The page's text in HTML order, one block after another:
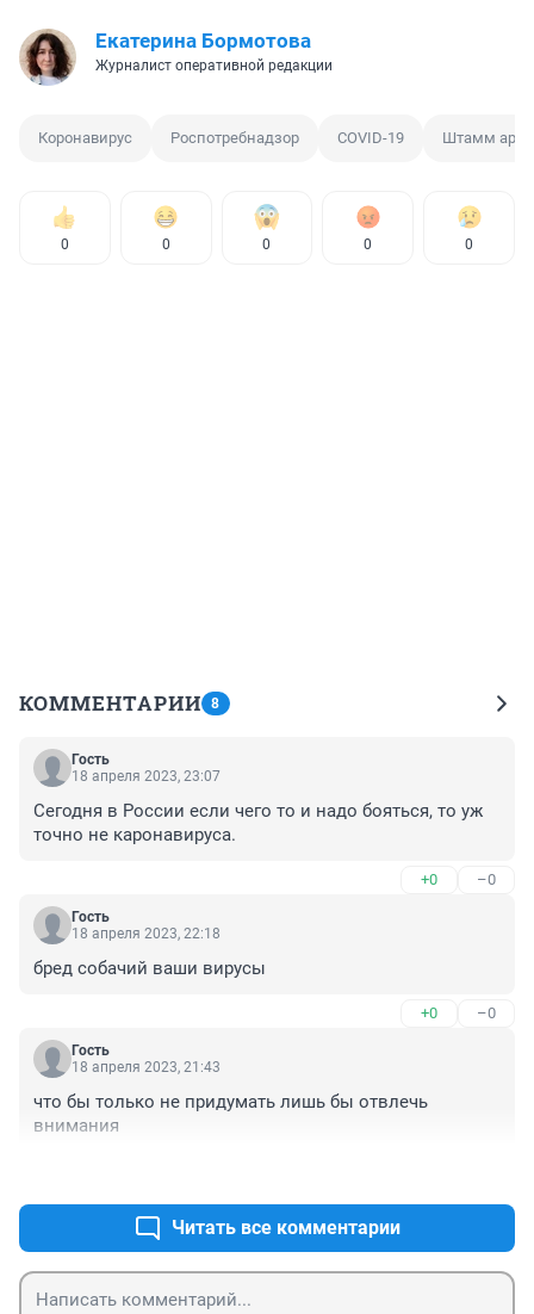
Екатерина Бормотова
Журналист оперативной редакции
Коронавирус Роспотребнадзор COVID-19 Штамм
0 0 0 0 0
КОММЕНТАРИИ 8
Гость
18 апреля 2023, 23:07
Сегодня в России если чего то и надо бояться, то уж
точно не каронавируса.
+0 –0
Гость
18 апреля 2023, 22:18
бред собачий ваши вирусы
+0 –0
Гость
18 апреля 2023, 21:43
что бы только не придумать лишь бы отвлечь
внимания
Читать все комментарии